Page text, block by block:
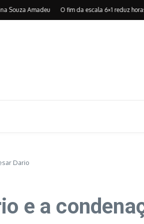
Amadeu O fim da escala 6×1 reduz horas,
Dario
e a